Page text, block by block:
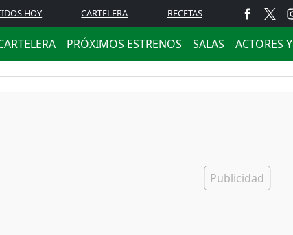
HOY CARTELERA RECETAS
PRÓXIMOS ESTRENOS SALAS ACTORES